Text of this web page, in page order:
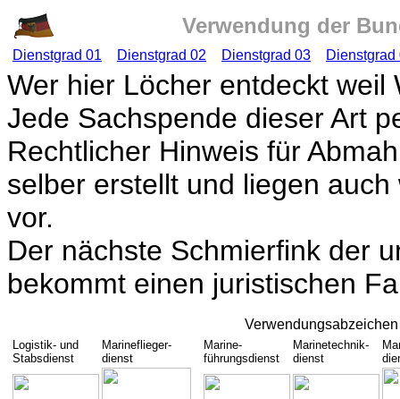
Verwendung der
Dienstgrad 01 Dienstgrad 02 Dienstgrad 03 Dienstgrad
Wer hier Löcher entdeckt
Jede Sachspende dieser Art
Rechtlicher Hinweis für
selber erstellt und liegen
vor.
Der nächste Schmierfink der
bekommt einen juristischen
Logistik- und
Stabsdienst
Marineflieger-
dienst
Marine-
führungsdienst
Marinetechnik-
dienst